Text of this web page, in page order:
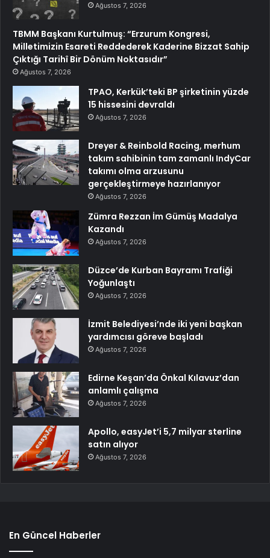
Ağustos 7, 2026
TBMM Başkanı Kurtulmuş: “Erzurum Kongresi,
Milletimizin Esareti Reddederek Kaderine Bizzat Sahip
Çıktığı Tarihî Bir Dönüm Noktasıdır”
Ağustos 7, 2026
TPAO, Kerkük’teki BP şirketinin yüzde
15 hissesini devraldı
Ağustos 7, 2026
Dreyer & Reinbold Racing, merhum
takım sahibinin tam zamanlı IndyCar
takımı olma arzusunu
gerçekleştirmeye hazırlanıyor
Ağustos 7, 2026
Zümra Rezzan İm Gümüş Madalya
Kazandı
Ağustos 7, 2026
Düzce’de Kurban Bayramı Trafiği
Yoğunlaştı
Ağustos 7, 2026
İzmit Belediyesi’nde iki yeni başkan
yardımcısı göreve başladı
Ağustos 7, 2026
Edirne Keşan’da Önkal Kılavuz’dan
anlamlı çalışma
Ağustos 7, 2026
Apollo, easyJet’i 5,7 milyar sterline
satın alıyor
Ağustos 7, 2026
En Güncel Haberler